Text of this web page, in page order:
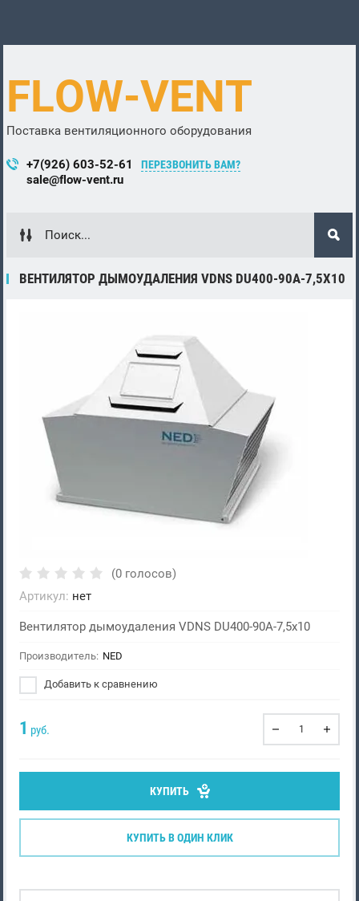
FLOW-VENT
Поставка вентиляционного оборудования
+7(926) 603-52-61
sale@flow-vent.ru
ПЕРЕЗВОНИТЬ ВАМ?
ВЕНТИЛЯТОР ДЫМОУДАЛЕНИЯ VDNS DU400-90A-7,5X10
(0 голосов)
Артикул: нет
Вентилятор дымоудаления VDNS DU400-90A-7,5x10
Производитель: NED
Добавить к сравнению
1 руб.
КУПИТЬ
КУПИТЬ В ОДИН КЛИК